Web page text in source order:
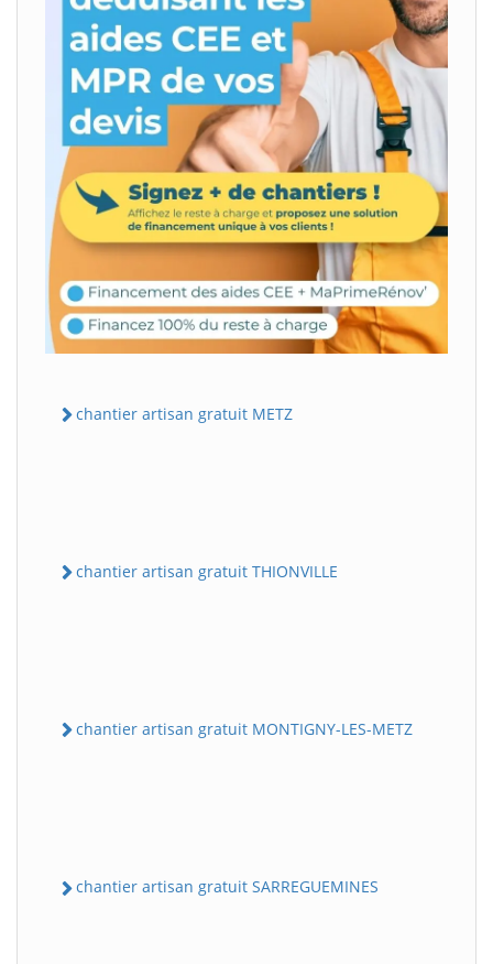
chantier artisan gratuit METZ
chantier artisan gratuit THIONVILLE
chantier artisan gratuit MONTIGNY-LES-METZ
chantier artisan gratuit SARREGUEMINES